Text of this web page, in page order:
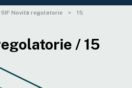
SIF Novità regolatorie 15
/ 15